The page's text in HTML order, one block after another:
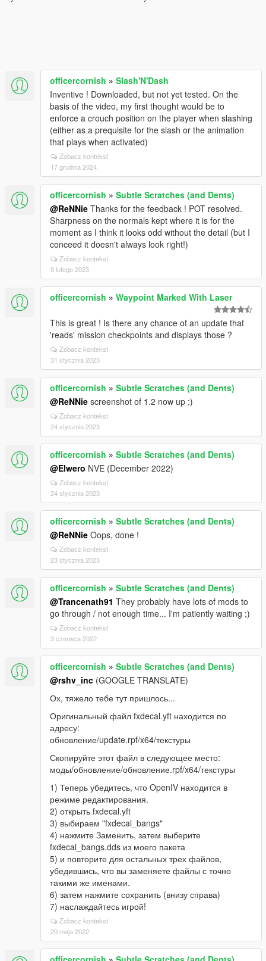
officercornish » Slash'N'Dash
Inventive ! Downloaded, but not yet tested. On the
basis of the video, my first thought would be to
enforce a crouch position on the player when slashing
(either as a prequisite for the slash or the animation
that plays when activated)
Zobacz kontekst
17 grudnia 2024
officercornish » Subtle Scratches (and Dents)
@ReNNie Thanks for the feedback ! POT resolved.
Sharpness on the normals kept where it is for the
moment as I think it looks odd without the detail (but I
conceed it doesn't always look right!)
Zobacz kontekst
9 lutego 2023
officercornish » Waypoint Marked With Laser
This is great ! Is there any chance of an update that
'reads' mission checkpoints and displays those ?
Zobacz kontekst
31 stycznia 2023
officercornish » Subtle Scratches (and Dents)
@ReNNie screenshot of 1.2 now up ;)
Zobacz kontekst
24 stycznia 2023
officercornish » Subtle Scratches (and Dents)
@Elwero NVE (December 2022)
Zobacz kontekst
24 stycznia 2023
officercornish » Subtle Scratches (and Dents)
@ReNNie Oops, done !
Zobacz kontekst
23 stycznia 2023
officercornish » Subtle Scratches (and Dents)
@Trancenath91 They probably have lots of mods to
go through / not enough time... I'm patiently waiting ;)
Zobacz kontekst
3 czerwca 2022
officercornish » Subtle Scratches (and Dents)
@rshv_inc (GOOGLE TRANSLATE)
Ох, тяжело тебе тут пришлось...
Оригинальный файл fxdecal.yft находится по
адресу:
обновление/update.rpf/x64/текстуры
Скопируйте этот файл в следующее место:
моды/обновление/обновление.rpf/x64/текстуры
1) Теперь убедитесь, что OpenIV находится в
режиме редактирования.
2) открыть fxdecal.yft
3) выбираем "fxdecal_bangs"
4) нажмите Заменить, затем выберите
fxdecal_bangs.dds из моего пакета
5) и повторите для остальных трех файлов,
убедившись, что вы заменяете файлы с точно
такими же именами.
6) затем нажмите сохранить (внизу справа)
7) наслаждайтесь игрой!
Zobacz kontekst
20 maja 2022